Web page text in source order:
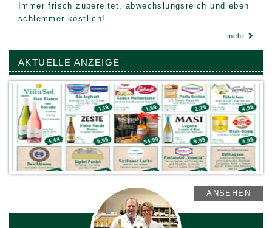
Immer frisch zubereitet, abwechslungsreich und eben
schlemmer-köstlich!
mehr
AKTUELLE ANZEIGE
ANSEHEN